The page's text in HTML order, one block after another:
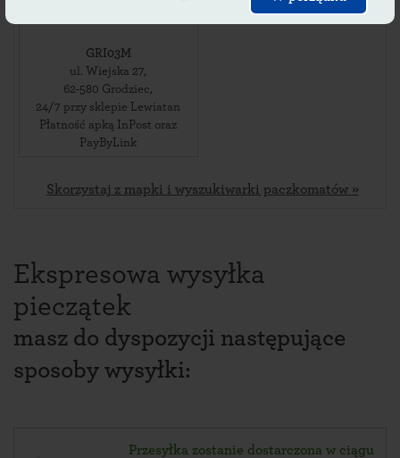
PayByLink
GRI03M
ul. Wiejska 27,
62-580 Grodziec,
24/7 przy sklepie Lewiatan
Płatność apką InPost oraz
PayByLink
Skorzystaj z mapki i wyszukiwarki paczkomatów »
Ekspresowa wysyłka
pieczątek
masz do dyspozycji następujące
sposoby wysyłki:
Przesyłka zostanie dostarczona w ciągu